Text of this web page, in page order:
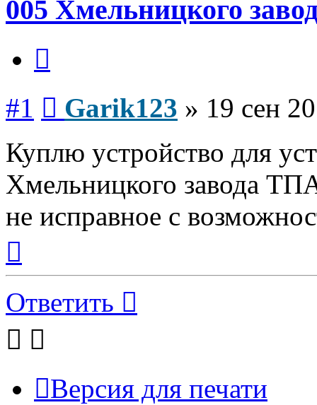
005 Хмельницкого
#1 Garik123 » 19 сен
Куплю устройство для
Хмельницкого завода
не исправное с
началу
Ответить
Версия для печати